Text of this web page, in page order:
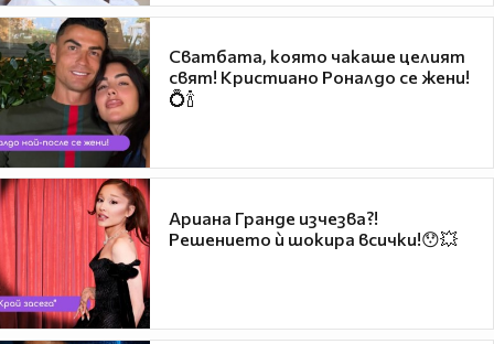
Сватбата, която чакаше целият
свят! Кристиано Роналдо се жени!
💍🍾
Ариана Гранде изчезва?!
Решението ѝ шокира всички!😯💥